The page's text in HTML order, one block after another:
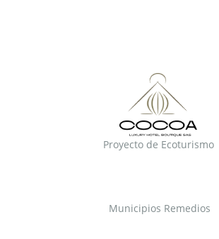
Proyecto de Ecoturismo
Municipios Remedios